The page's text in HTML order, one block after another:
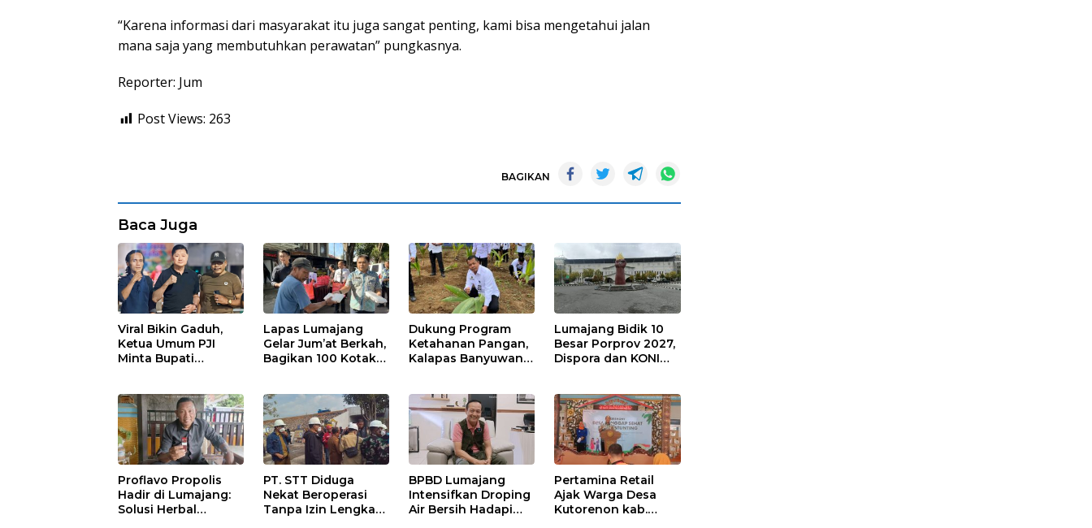
“Karena informasi dari masyarakat itu juga sangat penting, kami bisa mengetahui jalan
mana saja yang membutuhkan perawatan” pungkasnya.
Reporter: Jum
Post Views: 263
BAGIKAN
Baca Juga
Viral Bikin Gaduh,
Ketua Umum PJI
Minta Bupati
Lapas Lumajang
Gelar Jum’at Berkah,
Bagikan 100 Kotak
Dukung Program
Ketahanan Pangan,
Kalapas Banyuwangi
Serentak di SAE
Ngajum
Lumajang Bidik 10
Besar Porprov 2027,
Dispora dan KONI
Proflavo Propolis
Hadir di Lumajang:
Solusi Herbal
PT. STT Diduga
Nekat Beroperasi
Tanpa Izin Lengkap,
BPBD Lumajang
Intensifkan Droping
Air Bersih Hadapi
Pertamina Retail
Ajak Warga Desa
Kutorenon kab.